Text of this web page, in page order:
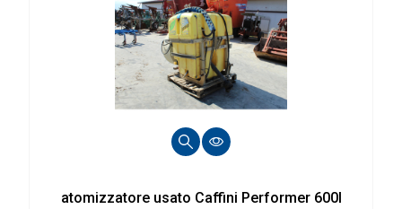
atomizzatore usato Caffini Performer 600l